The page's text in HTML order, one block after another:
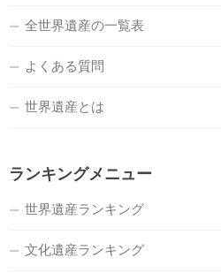
全世界遺産の一覧表
よくある質問
世界遺産とは
ランキングメニュー
世界遺産ランキング
文化遺産ランキング